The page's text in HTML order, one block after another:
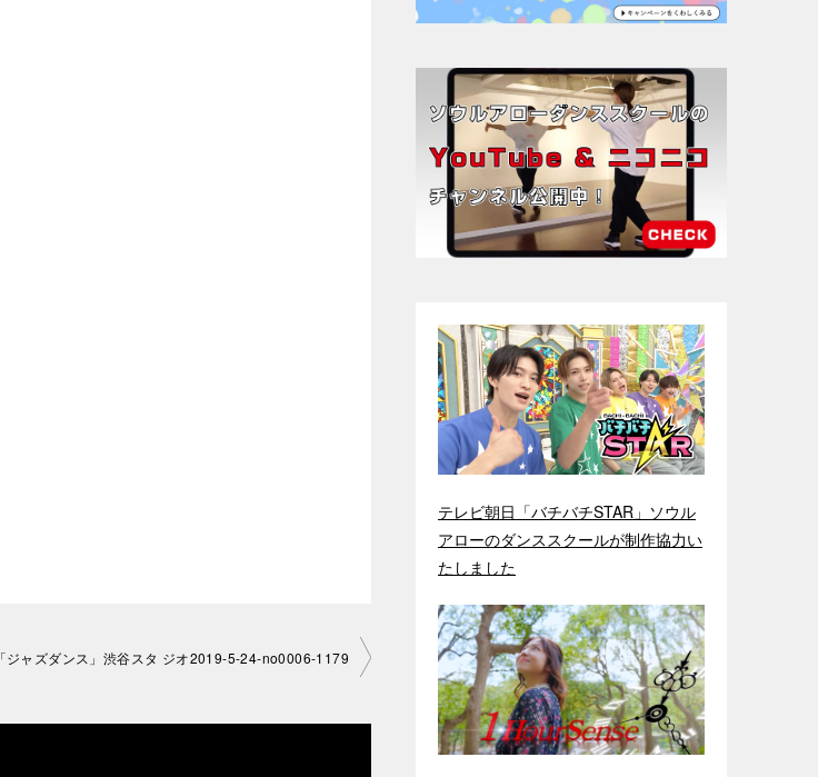
「ジャズダンス」渋谷スタ ジオ2019-5-24-no0006-1179
テレビ朝日「バチバチSTAR」ソウル
アローのダンススクールが制作協力い
たしました